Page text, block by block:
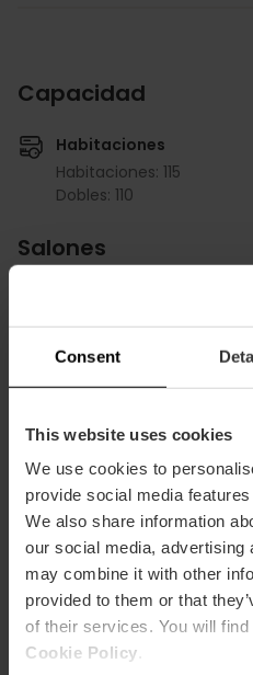
Consent
This website uses cookies
We use cookies to
provide social media
We also share information
our social media, advertising
may combine it with other
provided to them or that
of their services. You will
Cookie Policy
Capacidad
Habitaciones
Habitaciones: 115
Dobles: 110
Salones
m2:45
Audit:
School:15
Banquet:10
RIALTO
110
Audit:
School:55
Banquet:30
Cocktail:80
SUITE
m2:20